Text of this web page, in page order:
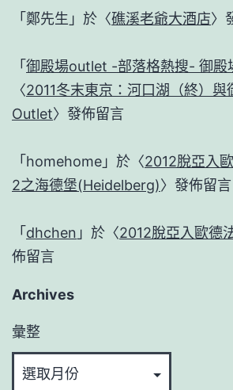
「 鄭先生 」於〈礁溪老爺大酒店〉
「 御殿場outlet -部落格熱搜- 御殿
〈2011冬末東京：河口湖（終）
Outlet〉發佈留言
「 homehome 」於〈2012脫亞入
2之海德堡(Heidelberg)〉發佈留言
「 dhchen 」於〈2012脫亞入歐德
佈留言
Archives
彙整